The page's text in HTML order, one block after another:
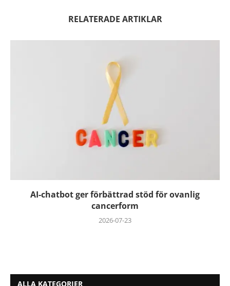
RELATERADE ARTIKLAR
AI-chatbot ger förbättrad stöd för ovanlig
cancerform
2026-07-23
ALLA KATEGORIER